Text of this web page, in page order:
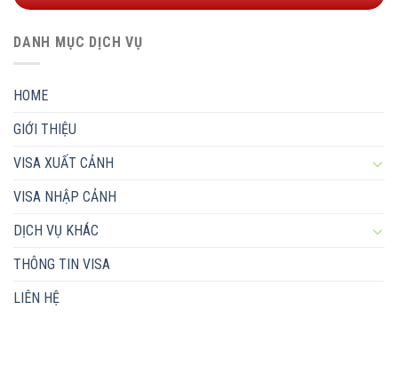
DANH MỤC DỊCH VỤ
HOME
GIỚI THIỆU
VISA XUẤT CẢNH
VISA NHẬP CẢNH
DỊCH VỤ KHÁC
THÔNG TIN VISA
LIÊN HỆ